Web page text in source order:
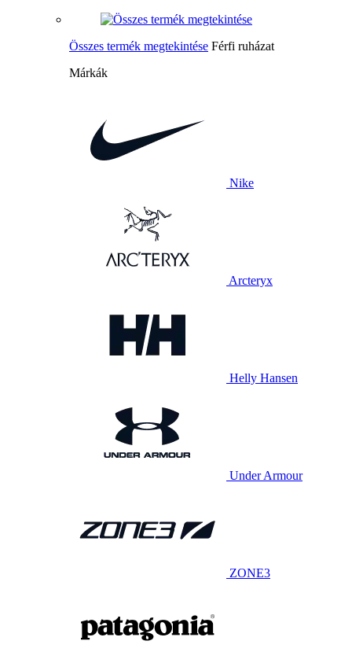
Összes termék megtekintése Férfi ruházat
Márkák
Nike
Arcteryx
Helly Hansen
Under Armour
ZONE3